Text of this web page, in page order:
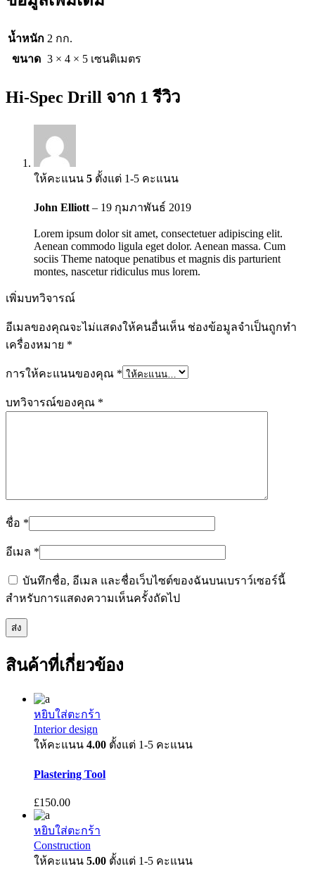
น้ำหนัก 2 กก.
ขนาด 3 × 4 × 5 เซนติเมตร
Hi-Spec Drill จาก 1 รีวิว
ให้คะแนน 5 ตั้งแต่ 1-5 คะแนน
John Elliott – 19 กุมภาพันธ์ 2019
Lorem ipsum dolor sit amet, consectetuer adipiscing elit.
Aenean commodo ligula eget dolor. Aenean massa. Cum
sociis Theme natoque penatibus et magnis dis parturient
montes, nascetur ridiculus mus lorem.
เพิ่มบทวิจารณ์
อีเมลของคุณจะไม่แสดงให้คนอื่นเห็น ช่องข้อมูลจำเป็นถูกทำ
เครื่องหมาย *
การให้คะแนนของคุณ *
บทวิจารณ์ของคุณ *
ชื่อ *
อีเมล *
บันทึกชื่อ, อีเมล และชื่อเว็บไซต์ของฉันบนเบราว์เซอร์นี้
สำหรับการแสดงความเห็นครั้งถัดไป
สินค้าที่เกี่ยวข้อง
หยิบใส่ตะกร้า
Interior design
ให้คะแนน 4.00 ตั้งแต่ 1-5 คะแนน
Plastering Tool
£150.00
หยิบใส่ตะกร้า
Construction
ให้คะแนน 5.00 ตั้งแต่ 1-5 คะแนน